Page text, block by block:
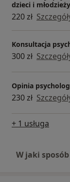
dzieci i młodzieży
220 zł
Konsultacja
300 zł
Opinia
230 zł
+ 1 usługa
W jaki